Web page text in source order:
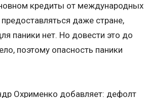
кредиты от международных
даже стране,
паники нет. Но довести это до
поэтому опасность паники
Охрименко добавляет: дефолт